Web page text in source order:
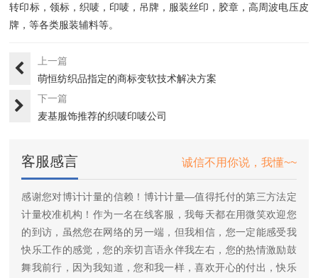
转印标，领标，织唛，印唛，吊牌，服装丝印，胶章，高周波电压皮
牌，等各类服装辅料等。
上一篇
萌恒纺织品指定的商标变软技术解决方案
下一篇
麦基服饰推荐的织唛印唛公司
客服感言 诚信不用你说，我懂~~
感谢您对博计计量的信赖！博计计量—值得托付的第三方法定
计量校准机构！作为一名在线客服，我每天都在用微笑欢迎您
的到访，虽然您在网络的另一端，但我相信，您一定能感受我
快乐工作的感觉，您的亲切言语永伴我左右，您的热情激励鼓
舞我前行，因为我知道，您和我一样，喜欢开心的付出，快乐